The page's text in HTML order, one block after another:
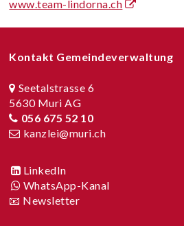
www.team-lindorna.ch
Kontakt Gemeindeverwaltung
Seetalstrasse 6
5630 Muri AG
056 675 52 10
kanzlei@muri.ch
LinkedIn
WhatsApp-Kanal
📧 Newsletter